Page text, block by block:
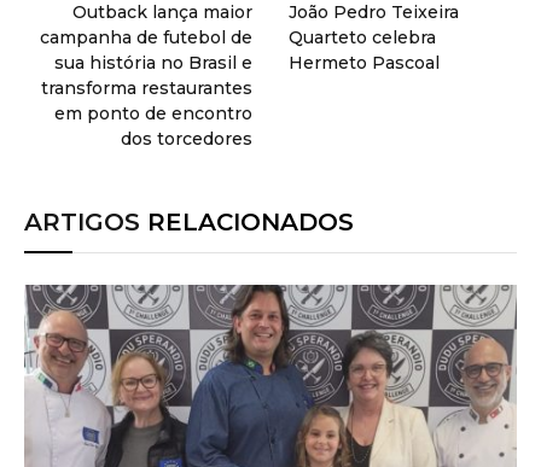
Outback lança maior
campanha de futebol de
sua história no Brasil e
transforma restaurantes
em ponto de encontro
dos torcedores
João Pedro Teixeira
Quarteto celebra
Hermeto Pascoal
ARTIGOS RELACIONADOS